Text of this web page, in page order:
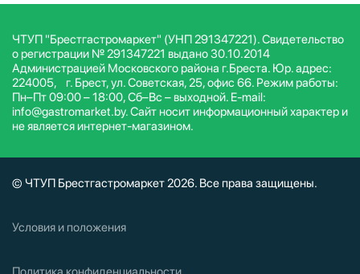
ЧТУП "Брестгастромаркет" (УНП 291347221). Свидетельство
о регистрации № 291347221 выдано 30.10.2014
Администрацией Московского района г.Бреста. Юр. адрес:
224005, г. Брест, ул. Советская, 25, офис 66. Режим работы:
Пн–Пт 09:00 – 18:00, Сб–Вс – выходной. E-mail:
info@gastromarket.by. Сайт носит информационный характер и
не является интернет-магазином.
© ЧТУП Брестгастромаркет 2026. Все права защищены.
Условия и положения